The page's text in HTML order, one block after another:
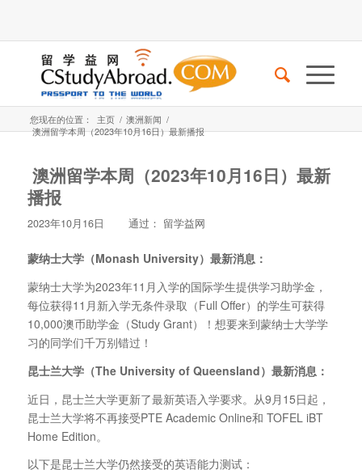
您现在的位置： 主页 / 澳洲新闻 /
澳洲留学本周（2023年10月16日）最新播报
澳洲留学本周（2023年10月16日）最新
播报
2023年10月16日 通过： 留学益网
蒙纳士大学（Monash University）最新消息：
蒙纳士大学为2023年11月入学的国际学生提供学习助学金，
每位获得11月新入学无条件录取（Full Offer）的学生可获得
10,000澳币助学金（Study Grant）！想要来到蒙纳士大学学
习的同学们千万别错过！
昆士兰大学（The University of Queensland）最新消息：
近日，昆士兰大学更新了最新英语入学要求。从9月15日起，
昆士兰大学将不再接受PTE Academic Online和 TOFEL iBT
Home Edition。
以下是昆士兰大学仍然接受的英语能力测试：